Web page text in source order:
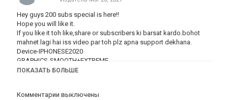
Hey guys 200 subs special is here!!
Hope you will like it.
If you like it toh like,share or subscribers ki barsat kardo.bohot
mahnet lagi hai iss video par toh plz apna support dekhana.
Device-IPHONESE2020
GRAPHICS-SMOOTH+EXTREME
#pubg
#200subs
ПОКАЗАТЬ БОЛЬШЕ
Комментарии выключены